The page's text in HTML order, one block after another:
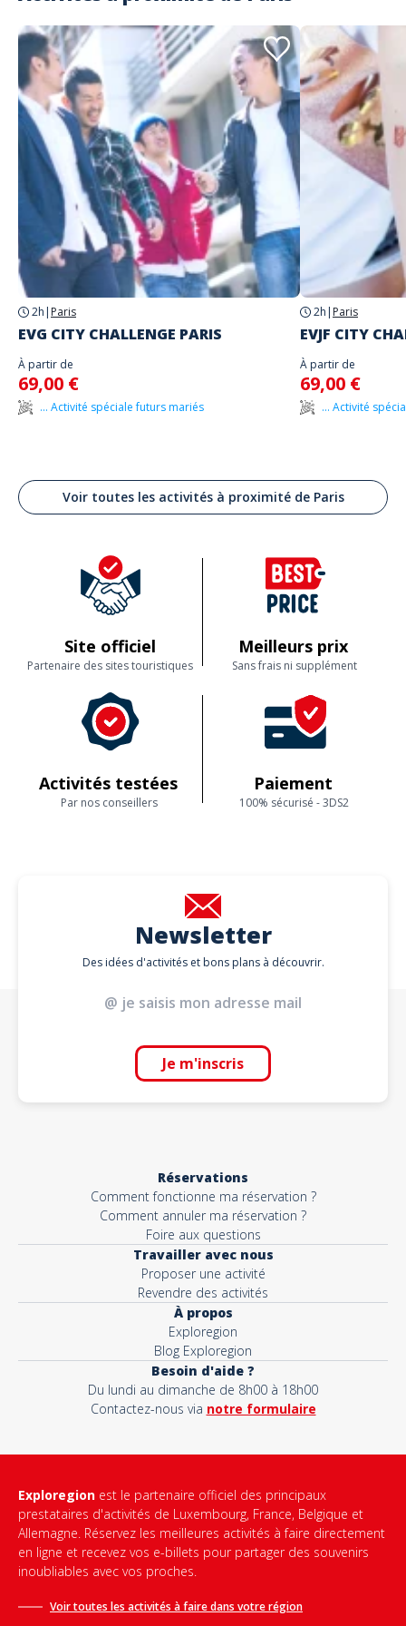
2h | Paris
EVG CITY CHALLENGE PARIS
À partir de
69,00 €
... Activité spéciale futurs mariés
2h | Paris
EVJF CITY
À partir de
69,00 €
... Activité
Voir toutes les activités à proximité de Paris
Site officiel
Partenaire des sites touristiques
Meilleurs prix
Sans frais ni supplément
Activités testées
Par nos conseillers
Paiement
100% sécurisé - 3DS2
Newsletter
Des idées d'activités et bons plans à découvrir.
Je m'inscris
Réservations
Comment fonctionne ma réservation ?
Comment annuler ma réservation ?
Foire aux questions
Travailler avec nous
Proposer une activité
Revendre des activités
À propos
Exploregion
Blog Exploregion
Besoin d'aide ?
Du lundi au dimanche de 8h00 à 18h00
Contactez-nous via notre formulaire
Exploregion est le partenaire officiel des principaux
prestataires d'activités de Luxembourg, France, Belgique et
Allemagne. Réservez les meilleures activités à faire directement
en ligne et recevez vos e-billets pour partager des souvenirs
inoubliables avec vos proches.
Voir toutes les activités à faire dans votre région